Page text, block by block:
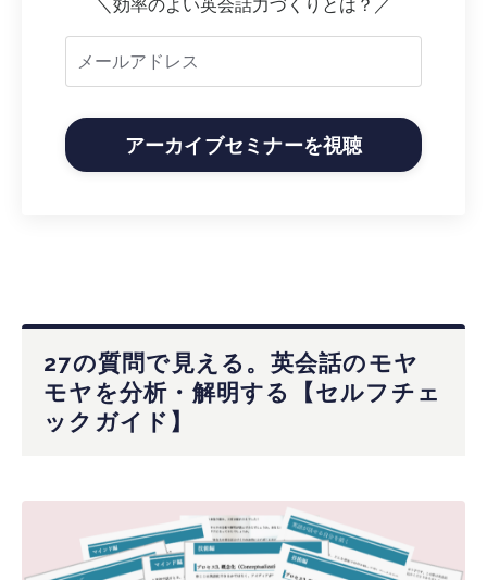
＼ 効率のよい英会話力づくりとは？ ／
アーカイブセミナーを視聴
27の質問で見える。英会話のモヤ
モヤを分析・解明する【セルフチェ
ックガイド】